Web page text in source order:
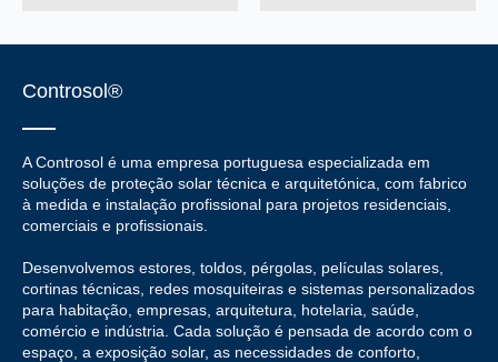
Controsol®
A Controsol é uma empresa portuguesa especializada em
soluções de proteção solar técnica e arquitetónica, com fabrico
à medida e instalação profissional para projetos residenciais,
comerciais e profissionais.
Desenvolvemos estores, toldos, pérgolas, películas solares,
cortinas técnicas, redes mosquiteiras e sistemas personalizados
para habitação, empresas, arquitetura, hotelaria, saúde,
comércio e indústria. Cada solução é pensada de acordo com o
espaço, a exposição solar, as necessidades de conforto,